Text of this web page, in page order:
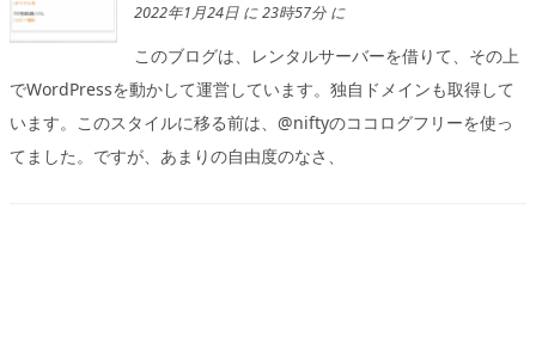
2022年1月24日 に 23時57分 に
このブログは、レンタルサーバーを借りて、その上
でWordPressを動かして運営しています。独自ドメインも取得して
います。このスタイルに移る前は、@niftyのココログフリーを使っ
てました。ですが、あまりの自由度のなさ、